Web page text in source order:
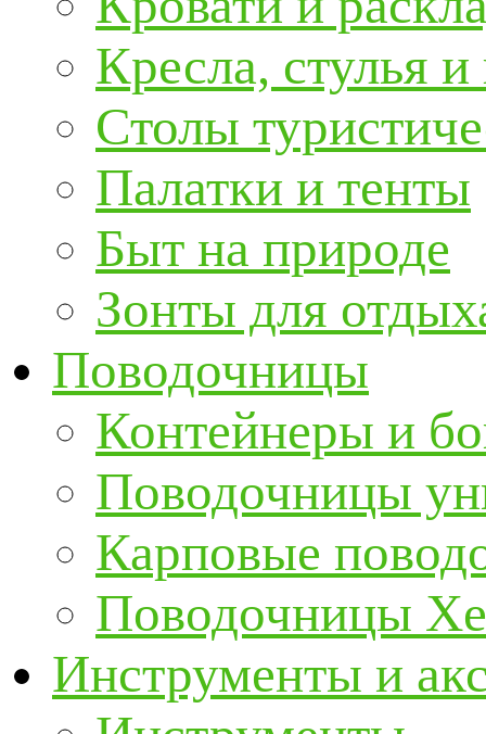
Кресла, стулья
Столы
Палатки и тенты
Быт на природе
Зонты для
Поводочницы
Контейнеры и
Поводочницы
Карповые
Поводочницы
Инструменты и